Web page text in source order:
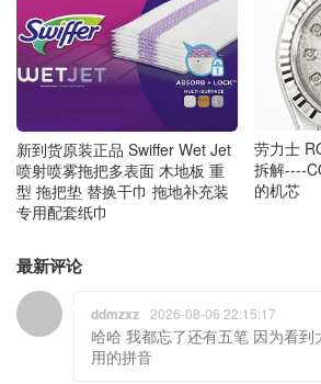
新到货原装正品 Swiffer Wet Jet
喷射喷雾拖把多表面 木地板 重
型 拖把垫 替换干巾 拖地补充装
专用配套纸巾
劳力士
拆解----
的机芯
最新评论
ddmzxz 2026-08-06 22:15:17
哈哈 我都忘了还有五笔 因为看到
用的拼音